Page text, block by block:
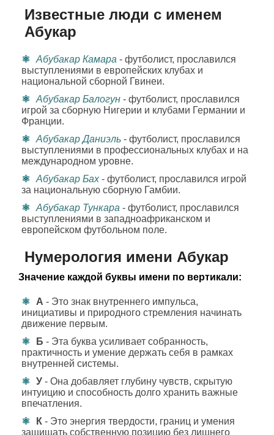
Известные люди с именем
Абукар
Абубакар Камара - футболист, прославился
выступлениями в европейских клубах и
национальной сборной Гвинеи.
Абубакар Балогун - футболист, прославился
игрой за сборную Нигерии и клубами Германии и
Франции.
Абубакар Даниэль - футболист, прославился
выступлениями в профессиональных клубах и на
международном уровне.
Абубакар Бах- футболист, прославился игрой
за национальную сборную Гамбии.
Абубакар Тункара - футболист, прославился
выступлениями в западноафриканском и
европейском футбольном поле.
Нумерология имени Абукар
Значение каждой буквы имени по вертикали:
А - Это знак внутреннего импульса,
инициативы и природного стремления начинать
движение первым.
Б - Эта буква усиливает собранность,
практичность и умение держать себя в рамках
внутренней системы.
У - Она добавляет глубину чувств, скрытую
интуицию и способность долго хранить важные
впечатления.
К - Это энергия твердости, границ и умения
защищать собственную позицию без лишнего